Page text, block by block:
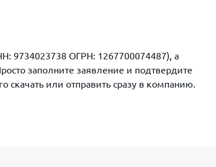
9734023738 ОГРН: 1267700074487), а
заполните заявление и подтвердите
или отправить сразу в компанию.